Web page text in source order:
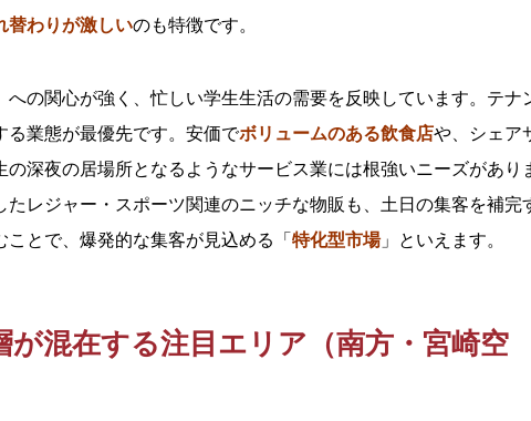
替わりが激しいのも特徴です。
の関心が強く、忙しい学生生活の需要を反映しています。テナ
る業態が最優先です。安価でボリュームのある飲食店や、シェア
深夜の居場所となるようなサービス業には根強いニーズがあり
レジャー・スポーツ関連のニッチな物販も、土日の集客を補完
とで、爆発的な集客が見込める「 特化型市場」といえます。
混在する注目エリア（南方・宮崎空